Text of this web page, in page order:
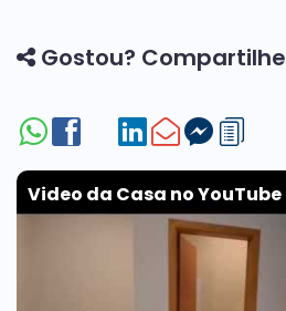
Gostou? Compartilhe
Video da Casa no YouTube